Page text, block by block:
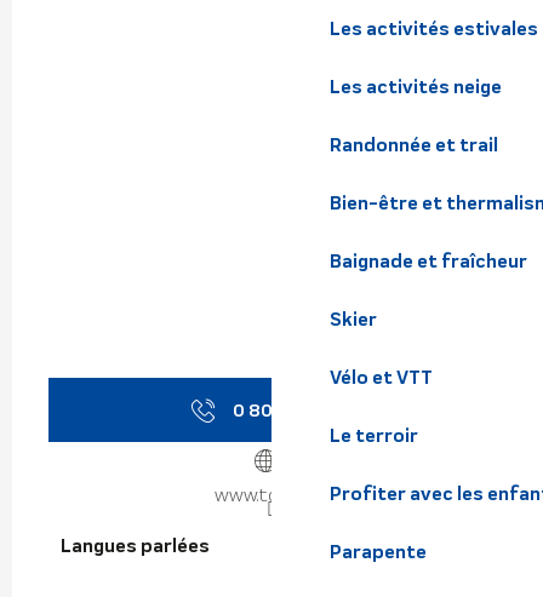
Les activités estivales
Les activités neige
Randonnée et trail
Bien-être et
Baignade et fraîcheur
Skier
Vélo et VTT
Le terroir
Profiter avec les
Parapente
0 800 941 1
www.tougo.fr
Langues parlées
Langues parlées